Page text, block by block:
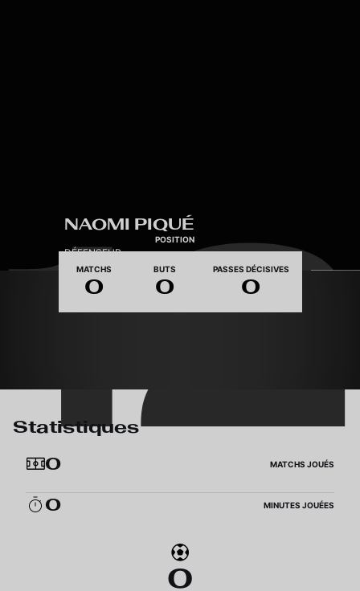
12
NAOMI PIQUÉ
POSITION
DÉFENSEUR
MATCHS
0
BUTS
0
PASSES DÉCISIVES
0
Statistiques
0
MATCHS JOUÉS
0 MINUTES JOUÉES
0